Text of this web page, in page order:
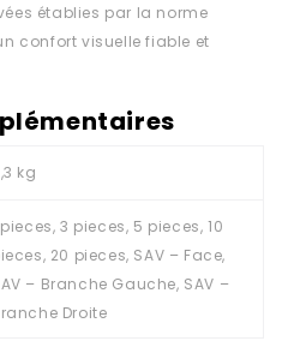
établies par la norme
confort visuelle fiable et
kg
pieces, 3 pieces, 5 pieces, 10
20 pieces, SAV – Face,
– Branche Gauche, SAV –
Droite